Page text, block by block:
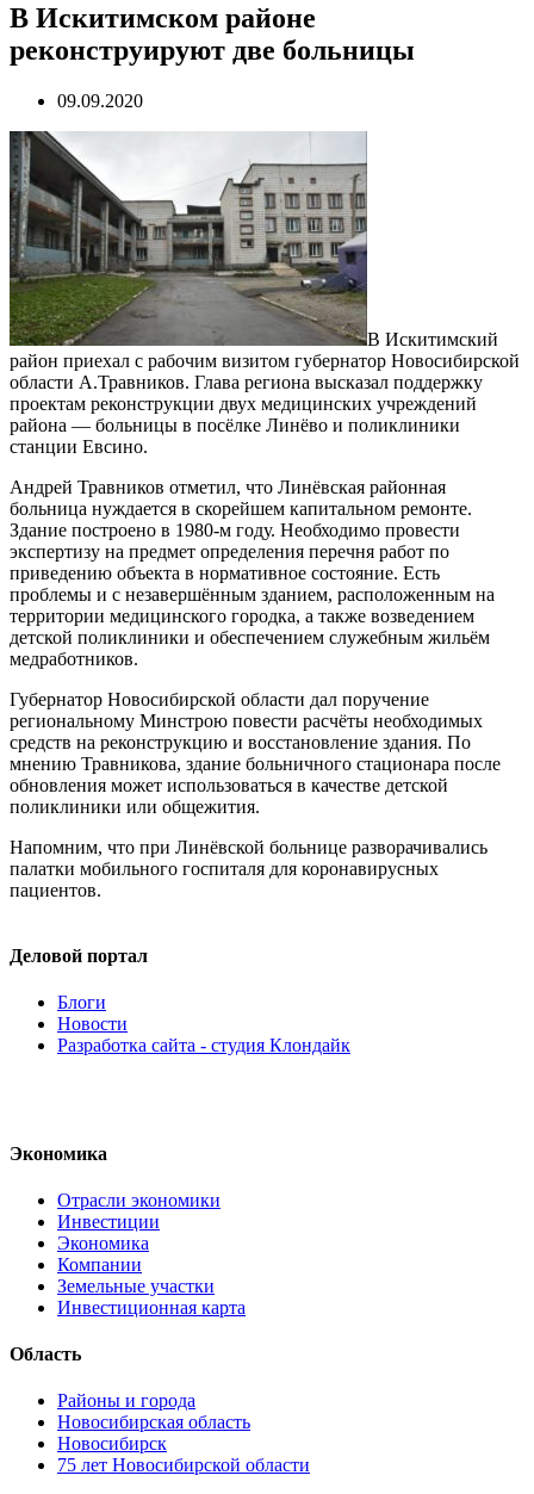
В Искитимском районе
реконструируют две больницы
09.09.2020
В Искитимский
район приехал с рабочим визитом губернатор Новосибирской
области А.Травников. Глава региона высказал поддержку
проектам реконструкции двух медицинских учреждений
района — больницы в посёлке Линёво и поликлиники
станции Евсино.
Андрей Травников отметил, что Линёвская районная
больница нуждается в скорейшем капитальном ремонте.
Здание построено в 1980-м году. Необходимо провести
экспертизу на предмет определения перечня работ по
приведению объекта в нормативное состояние. Есть
проблемы и с незавершённым зданием, расположенным на
территории медицинского городка, а также возведением
детской поликлиники и обеспечением служебным жильём
медработников.
Губернатор Новосибирской области дал поручение
региональному Минстрою повести расчёты необходимых
средств на реконструкцию и восстановление здания. По
мнению Травникова, здание больничного стационара после
обновления может использоваться в качестве детской
поликлиники или общежития.
Напомним, что при Линёвской больнице разворачивались
палатки мобильного госпиталя для коронавирусных
пациентов.
Деловой портал
Блоги
Новости
Разработка сайта - студия Клондайк
Экономика
Отрасли экономики
Инвестиции
Экономика
Компании
Земельные участки
Инвестиционная карта
Область
Районы и города
Новосибирская область
Новосибирск
75 лет Новосибирской области